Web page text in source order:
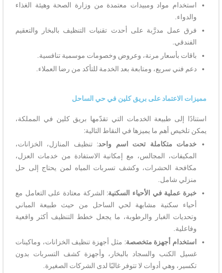
استخدام مواد ومبيدات معتمدة من وزارة الصحة وهيئة الغذاء
والدواء.
فرق عمل مدرَّبة على أحدث تقنيات التنظيف بالبخار والتعقيم
الفندقي.
باقات بأسعار مرنة، وعروض وخصومات موسمية تنافسية.
دعم فني سريع، ومتابعة بعد الخدمة للتأكد من رضا العملاء.
مميزات الاعتماد على بريق كلين في حي الساحل
استنادًا إلى طبيعة الخدمات التي تقدّمها بريق كلين في المملكة،
يمكن تلخيص أهم ما يميزها في النقاط التالية:
خدمات متكاملة تحت اسم واحد: تنظيف المنازل، الخزانات،
المكيفات، المجالس، مع إمكانية الاستفادة من خدمات العزل،
مكافحة الحشرات، وكشف تسربات المياه لمن يحتاج إلى حل
منزلي شامل.
خبرة عملية في الأحياء السكنية: الشركة معتادة على التعامل مع
أحياء سكنية مشابهة لحي الساحل من حيث طبيعة المباني
وتحديات الغبار والرطوبة، ما يجعل خطط التنظيف أكثر واقعية
وفاعلية.
استخدام أجهزة متخصصة: مثل أجهزة تنظيف الخزانات، وماكينات
غسيل الكنب والسجاد بالبخار، وأجهزة كشف التسربات بدون
تكسير، وهي أدوات لا تتوفر غالبًا لدى الشركات الصغيرة.